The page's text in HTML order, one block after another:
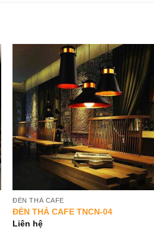
Add to
Wishlist
ĐÈN THẢ CAFE
ĐÈN THẢ CAFE TNCN-04
Liên hệ